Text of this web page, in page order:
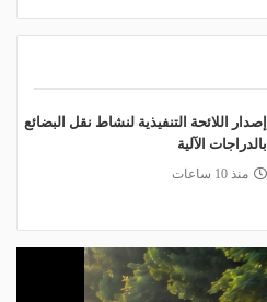
إصدار اللائحة التنفيذية لنشاط نقل البضائع
بالدراجات الآلية
منذ 10 ساعات